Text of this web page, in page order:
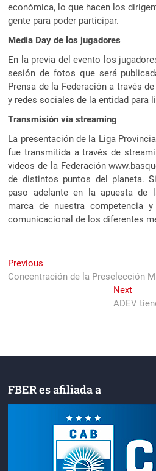
económica, lo que hacen los
gente para poder participar.
Media Day de los jugadores
En la previa del evento los
sesión de fotos que será
Prensa de la Federación a través
y redes sociales de la entidad para
Transmisión vía streaming
La presentación de la Liga
fue transmitida a través de
videos de la Federación
de distintos puntos del planeta.
paso adelante en la apuesta de
marca de nuestra competencia
comunicacional de los diferentes
Navegación
de
Previous
post:
Concentración de la Preselección
NextNext
post:
ADEV
FBER es afiliada a